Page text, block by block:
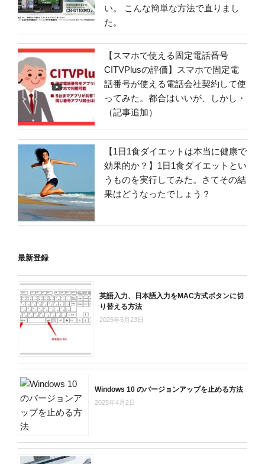
い。 こんな簡単な方法で直りまし
た。
【スマホで使える固定電話番号
CITVPlusの評価】スマホで固定電
話番号が使える電話会社契約して使
ってみた。都合はいいが、しかし・
（記事追加）
【1日1食ダイエットは本当に健康で
効果的か？】1日1食ダイエットとい
うものを実行してみた。さてその結
果はどうなったでしょう？
最新登録
英語入力、日本語入力をMAC方式ボタンに切
り替える方法
2025年5月23日
Windows 10 のバージョンアップを止める方法
2025年4月2日